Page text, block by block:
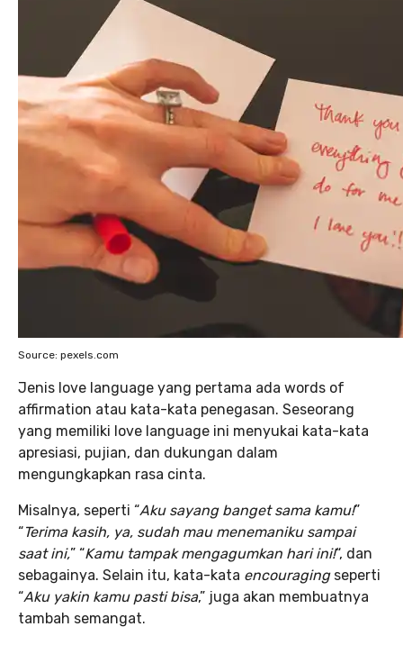
Source: pexels.com
Jenis love language yang pertama ada words of
affirmation atau kata-kata penegasan. Seseorang
yang memiliki love language ini menyukai kata-kata
apresiasi, pujian, dan dukungan dalam
mengungkapkan rasa cinta.
Misalnya, seperti “Aku sayang banget sama kamu!”
“Terima kasih, ya, sudah mau menemaniku sampai
saat ini,” “Kamu tampak mengagumkan hari ini!“, dan
sebagainya. Selain itu, kata-kata encouraging seperti
“Aku yakin kamu pasti bisa,” juga akan membuatnya
tambah semangat.